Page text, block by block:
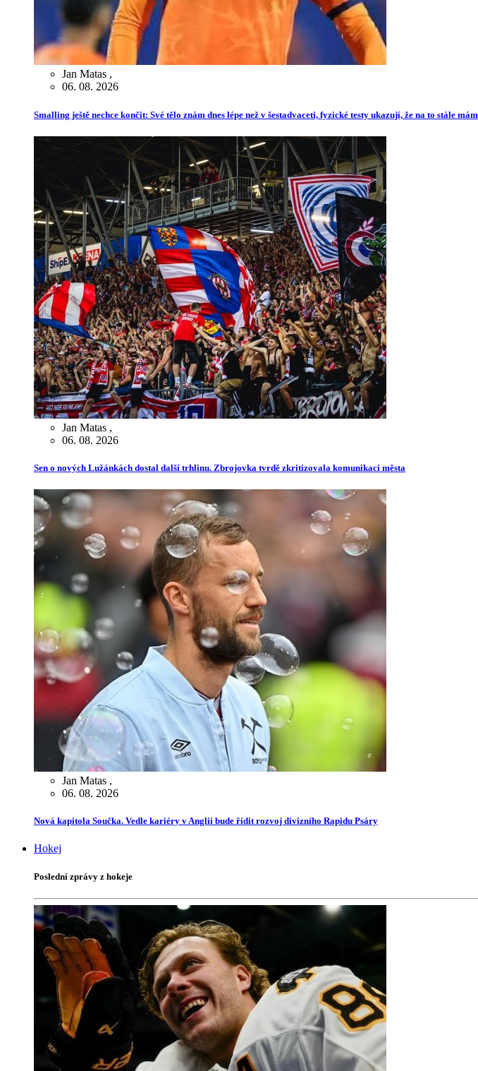
Jan Matas ,
06. 08. 2026
Smalling ještě nechce končit: Své tělo znám dnes lépe než v šestadvaceti, fyzické testy ukazují, že na to stále mám
Jan Matas ,
06. 08. 2026
Sen o nových Lužánkách dostal další trhlinu. Zbrojovka tvrdě zkritizovala komunikaci města
Jan Matas ,
06. 08. 2026
Nová kapitola Součka. Vedle kariéry v Anglii bude řídit rozvoj divizního Rapidu Psáry
Hokej
Poslední zprávy z hokeje